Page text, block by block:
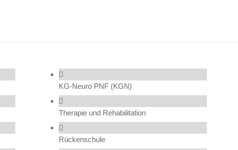
KG-Neuro PNF (KGN)
Therapie und Rehabilitation
Rückenschule